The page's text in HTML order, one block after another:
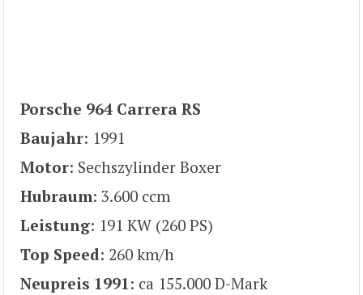
Porsche 964 Carrera RS
Baujahr: 1991
Motor: Sechszylinder Boxer
Hubraum: 3.600 ccm
Leistung: 191 KW (260 PS)
Top Speed: 260 km/h
Neupreis 1991: ca 155.000 D-Mark